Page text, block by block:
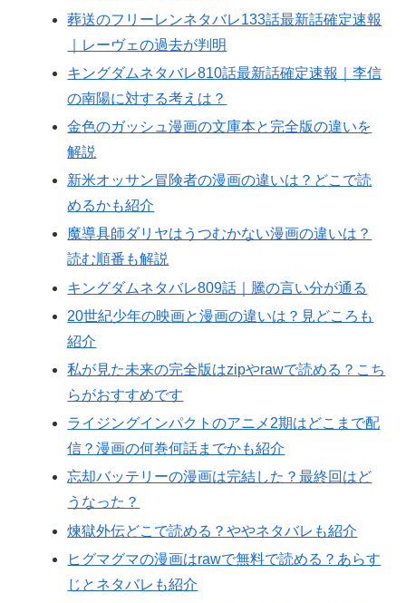
葬送のフリーレンネタバレ133話最新話確定速報
｜レーヴェの過去が判明
キングダムネタバレ810話最新話確定速報｜李信
の南陽に対する考えは？
金色のガッシュ漫画の文庫本と完全版の違いを
解説
新米オッサン冒険者の漫画の違いは？どこで読
めるかも紹介
魔導具師ダリヤはうつむかない漫画の違いは？
読む順番も解説
キングダムネタバレ809話｜騰の言い分が通る
20世紀少年の映画と漫画の違いは？見どころも
紹介
私が見た未来の完全版はzipやrawで読める？こち
らがおすすめです
ライジングインパクトのアニメ2期はどこまで配
信？漫画の何巻何話までかも紹介
忘却バッテリーの漫画は完結した？最終回はど
うなった？
煉獄外伝どこで読める？ややネタバレも紹介
ヒグマグマの漫画はrawで無料で読める？あらす
じとネタバレも紹介